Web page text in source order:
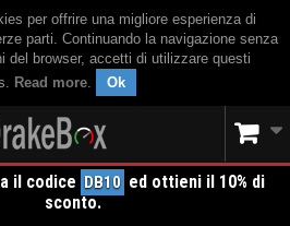
per offrire una migliore esperienza di
parti. Continuando la navigazione senza
del browser, accetti di utilizzare questi
Read more. Ok
il codice DB10 ed ottieni il 10% di
sconto.